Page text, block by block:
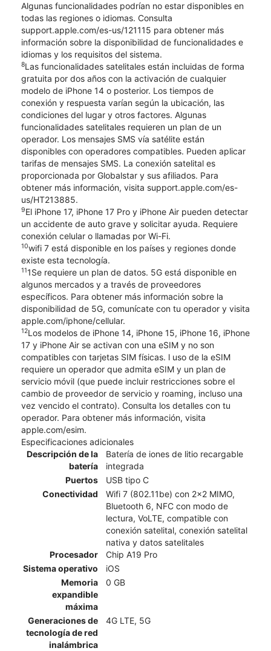
Algunas funcionalidades podrían no estar disponibles en
todas las regiones o idiomas. Consulta
support.apple.com/es-us/121115 para obtener más
información sobre la disponibilidad de funcionalidades e
idiomas y los requisitos del sistema.
8Las funcionalidades satelitales están incluidas de forma
gratuita por dos años con la activación de cualquier
modelo de iPhone 14 o posterior. Los tiempos de
conexión y respuesta varían según la ubicación, las
condiciones del lugar y otros factores. Algunas
funcionalidades satelitales requieren un plan de un
operador. Los mensajes SMS vía satélite están
disponibles con operadores compatibles. Pueden aplicar
tarifas de mensajes SMS. La conexión satelital es
proporcionada por Globalstar y sus afiliados. Para
obtener más información, visita support.apple.com/es-
us/HT213885.
9El iPhone 17, iPhone 17 Pro y iPhone Air pueden detectar
un accidente de auto grave y solicitar ayuda. Requiere
conexión celular o llamadas por Wi-Fi.
10wifi 7 está disponible en los países y regiones donde
existe esta tecnología.
111Se requiere un plan de datos. 5G está disponible en
algunos mercados y a través de proveedores
específicos. Para obtener más información sobre la
disponibilidad de 5G, comunícate con tu operador y visita
apple.com/iphone/cellular.
12Los modelos de iPhone 14, iPhone 15, iPhone 16, iPhone
17 y iPhone Air se activan con una eSIM y no son
compatibles con tarjetas SIM físicas. l uso de la eSIM
requiere un operador que admita eSIM y un plan de
servicio móvil (que puede incluir restricciones sobre el
cambio de proveedor de servicio y roaming, incluso una
vez vencido el contrato). Consulta los detalles con tu
operador. Para obtener más información, visita
apple.com/esim.
Especificaciones adicionales
Descripción de la
batería
Batería de iones de litio recargable
integrada
Puertos
USB tipo C
Conectividad
Wifi 7 (802.11be) con 2x2 MIMO,
Bluetooth 6, NFC con modo de
lectura, VoLTE, compatible con
conexión satelital, conexión satelital
nativa y datos satelitales
Procesador
Chip A19 Pro
Sistema operativo
iOS
Memoria
expandible
máxima
0 GB
Generaciones de
tecnología de red
inalámbrica
4G LTE, 5G